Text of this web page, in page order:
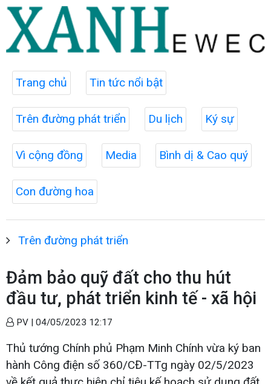
Trang chủ Tin tức nổi bật
Trên đường phát triển Du lịch Ký sự
Vì cộng đồng Media Bình dị & Cao quý
Con đường hoa
Trên đường phát triển
Đảm bảo quỹ đất cho thu hút
đầu tư, phát triển kinh tế - xã hội
PV | 04/05/2023 12:17
Thủ tướng Chính phủ Phạm Minh Chính vừa ký ban
hành Công điện số 360/CĐ-TTg ngày 02/5/2023